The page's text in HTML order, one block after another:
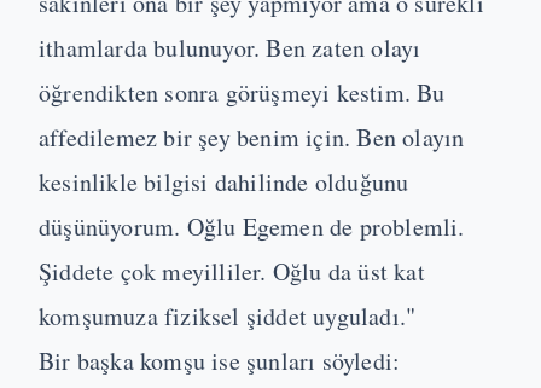
ithamlarda bulunuyor. Ben zaten olayı
öğrendikten sonra görüşmeyi kestim. Bu
affedilemez bir şey benim için. Ben olayın
kesinlikle bilgisi dahilinde olduğunu
düşünüyorum. Oğlu Egemen de problemli.
Şiddete çok meyilliler. Oğlu da üst kat
komşumuza fiziksel şiddet uyguladı."
Bir başka komşu ise şunları söyledi: